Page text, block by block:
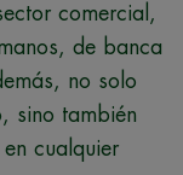
comercial,
de banca
no solo
sino también
cualquier